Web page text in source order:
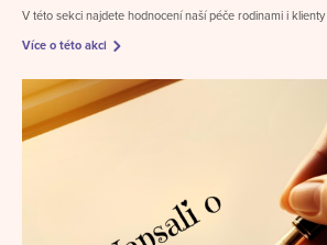
V této sekci najdete hodnocení naší péče rodinami i klienty
Více o této akci